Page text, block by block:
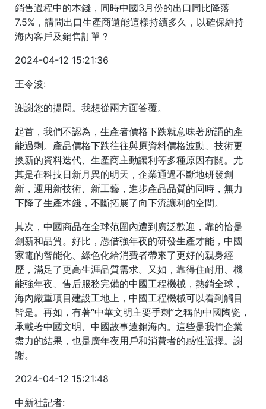
銷售過程中的本錢，同時中國3月份的出口同比降落
7.5%，請問出口生產商還能這樣持續多久，以確保維持
海內客戶及銷售訂單？
2024-04-12 15:21:36
王令浚:
謝謝您的提問。我想從兩方面答覆。
起首，我們不認為，生產者價格下跌就意味著所謂的產
能過剩。產品價格下跌往往與原資料價格波動、技術更
換新的資料迭代、生產商主動讓利等多種原因有關。尤
其是在科技日新月異的明天，企業通過不斷地研發創
新，運用新技術、新工藝，進步產品品質的同時，無力
下降了生產本錢，不斷拓展了向下流讓利的空間。
其次，中國商品在全球范圍內遭到廣泛歡迎，靠的恰是
創新和品質。好比，憑借強年夜的研發生產才能，中國
家電的智能化、綠色化給消費者帶來了更好的親身經
歷，滿足了更高生涯品質需求。又如，靠得住耐用、機
能強年夜、售后服務完備的中國工程機械，熱銷全球，
海內嚴重項目建設工地上，中國工程機械可以看到觸目
皆是。再如，有著“中華文明主要手刺”之稱的中國陶瓷，
承載著中國文明、中國故事遠銷海內。這些是我們企業
盡力的結果，也是廣年夜用戶和消費者的感性選擇。謝
謝。
2024-04-12 15:21:48
中新社記者: